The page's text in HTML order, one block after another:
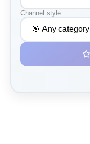
Channel style